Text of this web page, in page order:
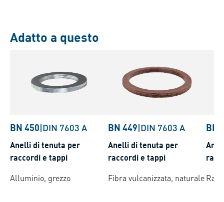
Adatto a questo
BN 450|DIN 7603 A
Anelli di tenuta per
raccordi e tappi
Alluminio, grezzo
BN 449|DIN 7603 A
Anelli di tenuta per
raccordi e tappi
Fibra vulcanizzata, naturale
BN